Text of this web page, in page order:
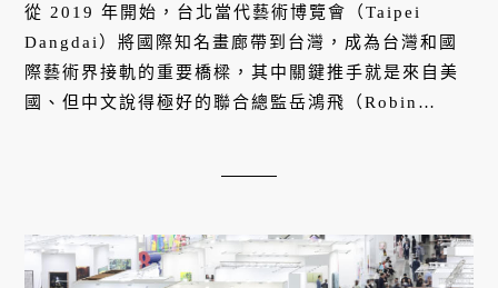
從 2019 年開始，台北當代藝術博覽會（Taipei
Dangdai）將國際知名畫廊帶到台灣，成為台灣和國
際藝術界接軌的重要橋樑，其中關鍵推手就是來自美
國、但中文說得極好的聯合總監岳鴻飛（Robin